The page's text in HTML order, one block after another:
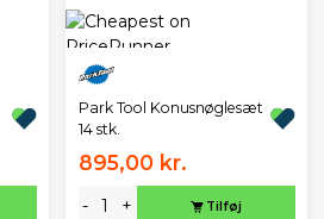
Park Tool Konusnøglesæt
14 stk.
895,00 kr.
- + Tilføj